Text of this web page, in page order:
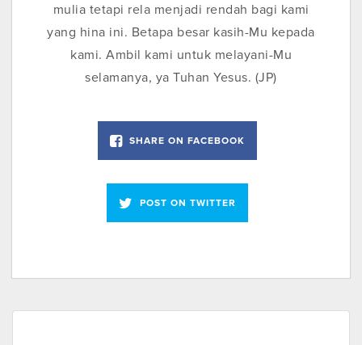
mulia tetapi rela menjadi rendah bagi kami
yang hina ini. Betapa besar kasih-Mu kepada
kami. Ambil kami untuk melayani-Mu
selamanya, ya Tuhan Yesus. (JP)
SHARE ON FACEBOOK
POST ON TWITTER